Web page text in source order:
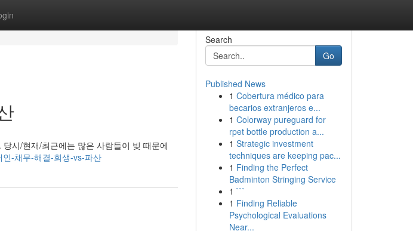
시/현재/최근에는 많은 사람들이 빚 때문에
-채무-해결-회생-vs-파산
Search
Go
Published News
1 Cobertura médico para
becarios extranjeros e...
1 Colorway pureguard for
rpet bottle production a...
1 Strategic investment
techniques are keeping pac...
1 Finding the Perfect
Badminton Stringing Service
1 ```
1 Finding Reliable
Psychological Evaluations
Near...